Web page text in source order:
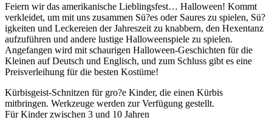
Feiern wir das amerikanische Lieblingsfest… Halloween! Kommt
verkleidet, um mit uns zusammen Sü?es oder Saures zu spielen, Sü?
igkeiten und Leckereien der Jahreszeit zu knabbern, den Hexentanz
aufzuführen und andere lustige Halloweenspiele zu spielen.
Angefangen wird mit schaurigen Halloween-Geschichten für die
Kleinen auf Deutsch und Englisch, und zum Schluss gibt es eine
Preisverleihung für die besten Kostüme!
Kürbisgeist-Schnitzen für gro?e Kinder, die einen Kürbis
mitbringen. Werkzeuge werden zur Verfügung gestellt.
Für Kinder zwischen 3 und 10 Jahren